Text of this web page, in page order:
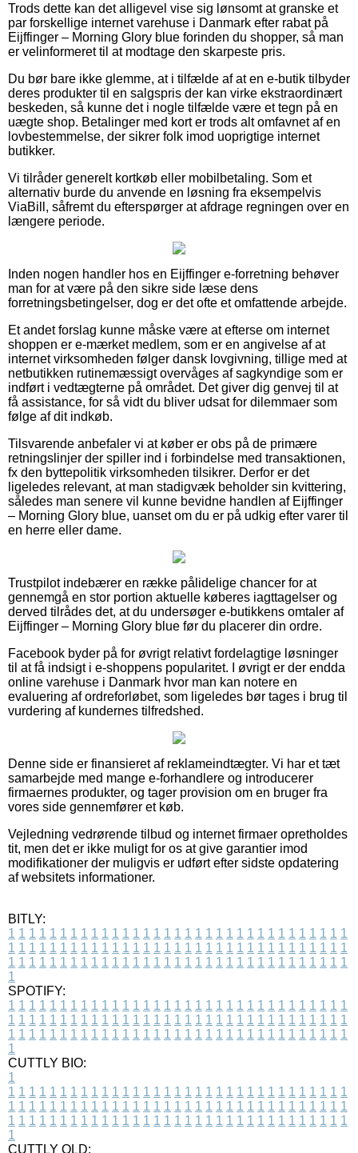
Trods dette kan det alligevel vise sig lønsomt at granske et
par forskellige internet varehuse i Danmark efter rabat på
Eijffinger – Morning Glory blue forinden du shopper, så man
er velinformeret til at modtage den skarpeste pris.
Du bør bare ikke glemme, at i tilfælde af at en e-butik tilbyder
deres produkter til en salgspris der kan virke ekstraordinært
beskeden, så kunne det i nogle tilfælde være et tegn på en
uægte shop. Betalinger med kort er trods alt omfavnet af en
lovbestemmelse, der sikrer folk imod uoprigtige internet
butikker.
Vi tilråder generelt kortkøb eller mobilbetaling. Som et
alternativ burde du anvende en løsning fra eksempelvis
ViaBill, såfremt du efterspørger at afdrage regningen over en
længere periode.
Inden nogen handler hos en Eijffinger e-forretning behøver
man for at være på den sikre side læse dens
forretningsbetingelser, dog er det ofte et omfattende arbejde.
Et andet forslag kunne måske være at efterse om internet
shoppen er e-mærket medlem, som er en angivelse af at
internet virksomheden følger dansk lovgivning, tillige med at
netbutikken rutinemæssigt overvåges af sagkyndige som er
indført i vedtægterne på området. Det giver dig genvej til at
få assistance, for så vidt du bliver udsat for dilemmaer som
følge af dit indkøb.
Tilsvarende anbefaler vi at køber er obs på de primære
retningslinjer der spiller ind i forbindelse med transaktionen,
fx den byttepolitik virksomheden tilsikrer. Derfor er det
ligeledes relevant, at man stadigvæk beholder sin kvittering,
således man senere vil kunne bevidne handlen af Eijffinger
– Morning Glory blue, uanset om du er på udkig efter varer til
en herre eller dame.
Trustpilot indebærer en række pålidelige chancer for at
gennemgå en stor portion aktuelle køberes iagttagelser og
derved tilrådes det, at du undersøger e-butikkens omtaler af
Eijffinger – Morning Glory blue før du placerer din ordre.
Facebook byder på for øvrigt relativt fordelagtige løsninger
til at få indsigt i e-shoppens popularitet. I øvrigt er der endda
online varehuse i Danmark hvor man kan notere en
evaluering af ordreforløbet, som ligeledes bør tages i brug til
vurdering af kundernes tilfredshed.
Denne side er finansieret af reklameindtægter. Vi har et tæt
samarbejde med mange e-forhandlere og introducerer
firmaernes produkter, og tager provision om en bruger fra
vores side gennemfører et køb.
Vejledning vedrørende tilbud og internet firmaer opretholdes
tit, men det er ikke muligt for os at give garantier imod
modifikationer der muligvis er udført efter sidste opdatering
af websitets informationer.
BITLY:
1 1 1 1 1 1 1 1 1 1 1 1 1 1 1 1 1 1 1 1 1 1 1 1 1 1 1 1 1 1 1 1 1
1 1 1 1 1 1 1 1 1 1 1 1 1 1 1 1 1 1 1 1 1 1 1 1 1 1 1 1 1 1 1 1 1
1 1 1 1 1 1 1 1 1 1 1 1 1 1 1 1 1 1 1 1 1 1 1 1 1 1 1 1 1 1 1 1 1
1
SPOTIFY:
1 1 1 1 1 1 1 1 1 1 1 1 1 1 1 1 1 1 1 1 1 1 1 1 1 1 1 1 1 1 1 1 1
1 1 1 1 1 1 1 1 1 1 1 1 1 1 1 1 1 1 1 1 1 1 1 1 1 1 1 1 1 1 1 1 1
1 1 1 1 1 1 1 1 1 1 1 1 1 1 1 1 1 1 1 1 1 1 1 1 1 1 1 1 1 1 1 1 1
1
CUTTLY BIO:
1
1 1 1 1 1 1 1 1 1 1 1 1 1 1 1 1 1 1 1 1 1 1 1 1 1 1 1 1 1 1 1 1 1
1 1 1 1 1 1 1 1 1 1 1 1 1 1 1 1 1 1 1 1 1 1 1 1 1 1 1 1 1 1 1 1 1
1 1 1 1 1 1 1 1 1 1 1 1 1 1 1 1 1 1 1 1 1 1 1 1 1 1 1 1 1 1 1 1 1
1
CUTTLY OLD: